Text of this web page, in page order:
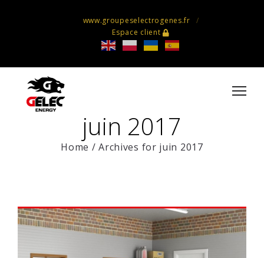
www.groupeselectrogenes.fr
Espace client
juin 2017
Home / Archives for juin 2017